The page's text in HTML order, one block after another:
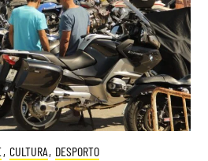
, CULTURA, DESPORTO